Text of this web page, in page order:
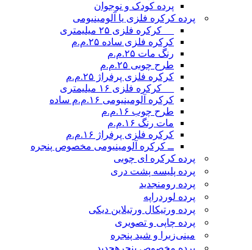
پرده کودک و نوجوان
پرده کرکره فلزی یا آلومینیومی
__ کرکره فلزی ۲۵ میلیمتری
کرکره فلزی ساده ۲۵.م.م
رنگ مات ۲۵.م.م
طرح چوبی ۲۵.م.م
کرکره فلزی پرفراژ ۲۵.م.م
__ کرکره فلزی ۱۶ میلیمتری
کرکره آلومینیومی ۱۶.م.م ساده
طرح چوب ۱۶.م.م
مات رنگ ۱۶.م.م
کرکره فلزی پرفراژ ۱۶.م.م
ــ کرکره آلومینیومی مخصوص پنجره
پرده کرکره ای چوبی
پرده پلیسه پشت دری
پرده رومنجدید
پرده لوردراپه
پرده ورتیکال ورتیلاین دیکی
پرده چاپی و تصویری
مینی‌زبرا و شید پنجره
پرده مخصوص پنجرهجدید